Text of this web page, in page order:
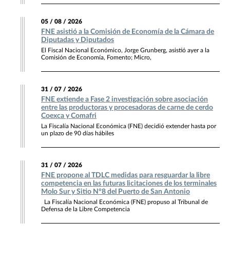
05 / 08 / 2026
FNE asistió a la Comisión de Economía de la Cámara de
Diputadas y Diputados
El Fiscal Nacional Económico, Jorge Grunberg, asistió ayer a la
Comisión de Economía, Fomento; Micro,
31 / 07 / 2026
FNE extiende a Fase 2 investigación sobre asociación
entre las productoras y procesadoras de carne de cerdo
Coexca y Comafri
La Fiscalía Nacional Económica (FNE) decidió extender hasta por
un plazo de 90 días hábiles
31 / 07 / 2026
FNE propone al TDLC medidas para resguardar la libre
competencia en las futuras licitaciones de los terminales
Molo Sur y Sitio N°8 del Puerto de San Antonio
La Fiscalía Nacional Económica (FNE) propuso al Tribunal de
Defensa de la Libre Competencia